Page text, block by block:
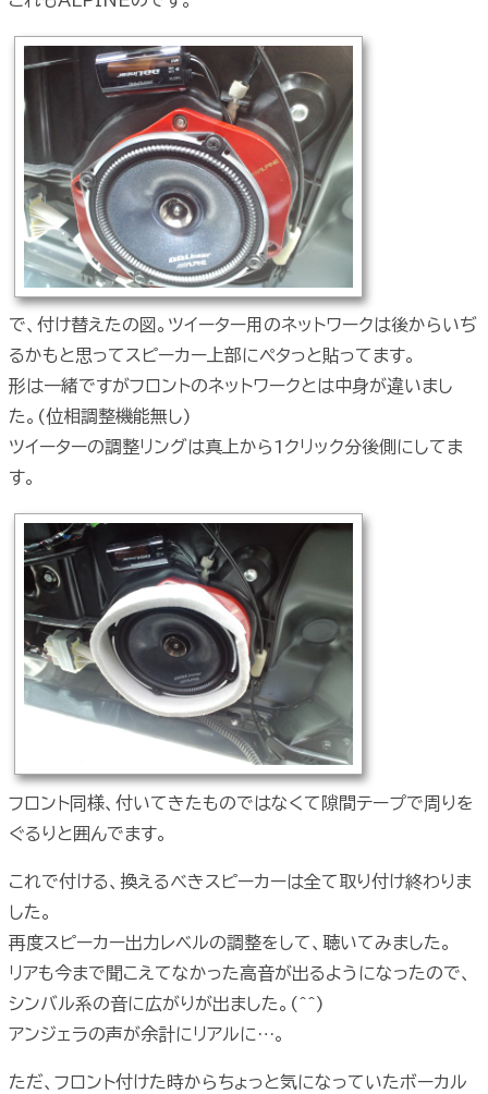
で、付け替えたの図。ツイーター用のネットワークは後からいぢ
るかもと思ってスピーカー上部にペタっと貼ってます。
形は一緒ですがフロントのネットワークとは中身が違いまし
た。(位相調整機能無し)
ツイーターの調整リングは真上から1クリック分後側にしてま
す。
フロント同様、付いてきたものではなくて隙間テープで周りを
ぐるりと囲んでます。
これで付ける、換えるべきスピーカーは全て取り付け終わりま
した。
再度スピーカー出力レベルの調整をして、聴いてみました。
リアも今まで聞こえてなかった高音が出るようになったので、
シンバル系の音に広がりが出ました。(^^)
アンジェラの声が余計にリアルに…。
ただ、フロント付けた時からちょっと気になっていたボーカル